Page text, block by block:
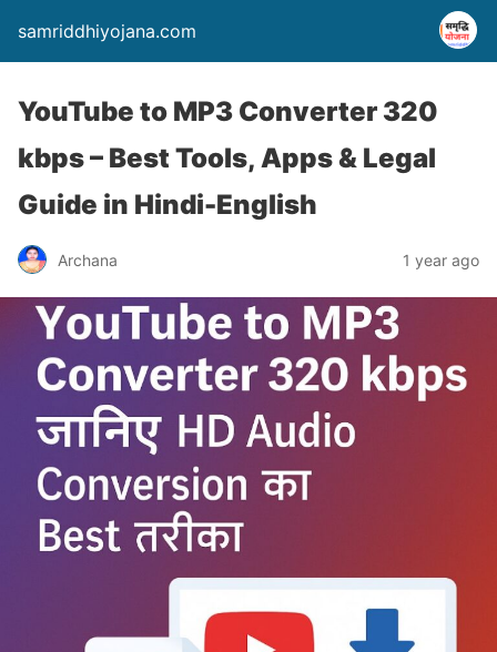
samriddhiyojana.com
YouTube to MP3 Converter 320
kbps – Best Tools, Apps & Legal
Guide in Hindi-English
Archana 1 year ago